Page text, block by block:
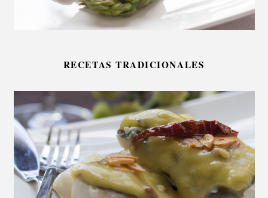
RECETAS TRADICIONALES